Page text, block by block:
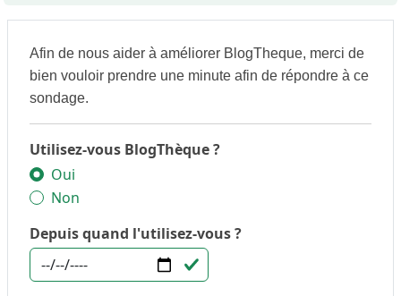
Afin de nous aider à améliorer BlogTheque, merci de
bien vouloir prendre une minute afin de répondre à ce
sondage.
Utilisez-vous BlogThèque ?
Oui
Non
Depuis quand l'utilisez-vous ?